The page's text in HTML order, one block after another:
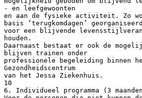
- en leefgewoonten
en aan de fysieke activiteit. Zo
basis ‘terugkomdagen’
voor een blijvende
houden.
Daarnaast bestaat er ook de
blijven trainen onder
professionele begeleiding binnen
Gezondheidscentrum
van het Jessa Ziekenhuis.
10
6. Individueel programma (3